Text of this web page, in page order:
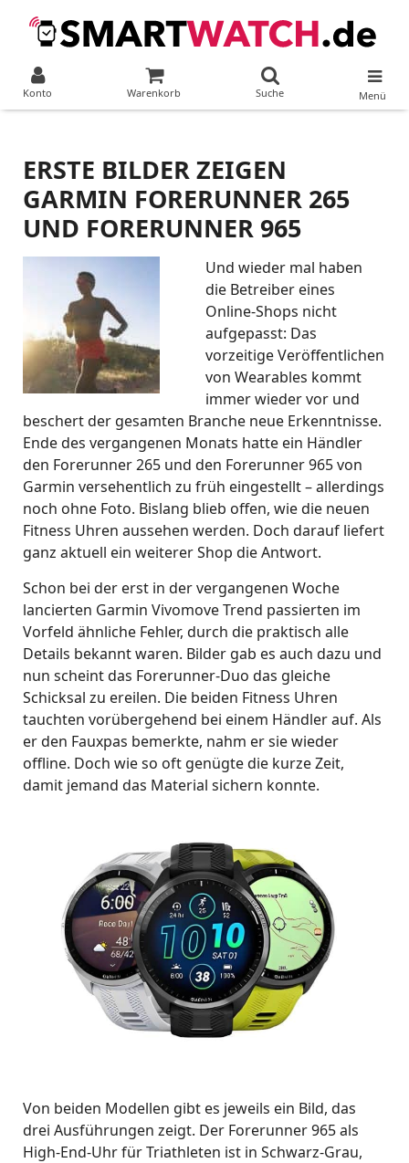
Konto Warenkorb Suche Menü
ERSTE BILDER ZEIGEN
GARMIN FORERUNNER 265
UND FORERUNNER 965
Und wieder mal haben
die Betreiber eines
Online-Shops nicht
aufgepasst: Das
vorzeitige Veröffentlichen
von Wearables kommt
immer wieder vor und
beschert der gesamten Branche neue Erkenntnisse.
Ende des vergangenen Monats hatte ein Händler
den Forerunner 265 und den Forerunner 965 von
Garmin versehentlich zu früh eingestellt – allerdings
noch ohne Foto. Bislang blieb offen, wie die neuen
Fitness Uhren aussehen werden. Doch darauf liefert
ganz aktuell ein weiterer Shop die Antwort.
Schon bei der erst in der vergangenen Woche
lancierten Garmin Vivomove Trend passierten im
Vorfeld ähnliche Fehler, durch die praktisch alle
Details bekannt waren. Bilder gab es auch dazu und
nun scheint das Forerunner-Duo das gleiche
Schicksal zu ereilen. Die beiden Fitness Uhren
tauchten vorübergehend bei einem Händler auf. Als
er den Fauxpas bemerkte, nahm er sie wieder
offline. Doch wie so oft genügte die kurze Zeit,
damit jemand das Material sichern konnte.
Von beiden Modellen gibt es jeweils ein Bild, das
drei Ausführungen zeigt. Der Forerunner 965 als
High-End-Uhr für Triathleten ist in Schwarz-Grau,